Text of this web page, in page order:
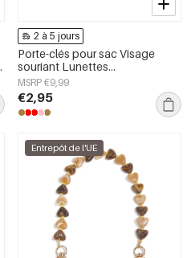
2 à 5 jours
Porte-clés pour sac Visage
souriant Lunettes
décontractées Accessoires du
quotidien
MSRP €9,99
€2,95
Entrepôt de l'UE